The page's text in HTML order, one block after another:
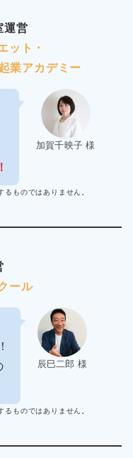
運営
ット・
業アカデミー
加賀千映子 様
ありません。
ール
辰巳二郎 様
ありません。